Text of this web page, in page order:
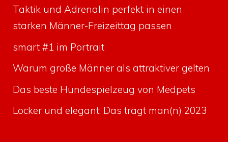
Taktik und Adrenalin perfekt in einen
starken Männer-Freizeittag passen
smart #1 im Portrait
Warum große Männer als attraktiver gelten
Das beste Hundespielzeug von Medpets
Locker und elegant: Das trägt man(n) 2023